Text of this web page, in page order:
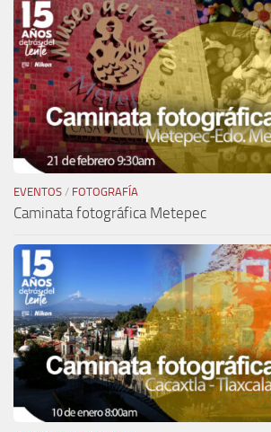
EVENTOS / FOTOGRAFÍA
Caminata fotográfica Metepec